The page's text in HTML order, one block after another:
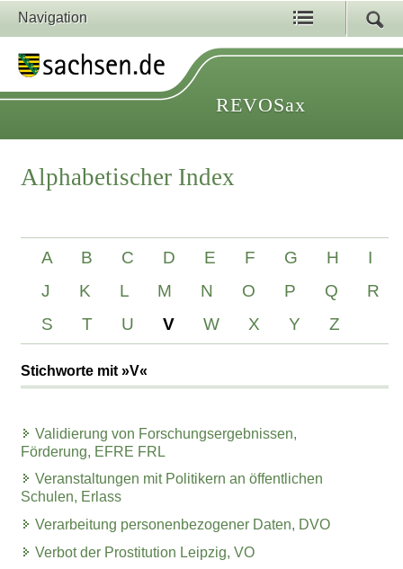
Navigation
REVOSax
Alphabetischer Index
A B C D E F G H
I
J
K L M N O P Q
R
S
T U V W X Y Z
Stichworte mit »V«
Validierung von Forschungsergebnissen,
Förderung, EFRE FRL
Veranstaltungen mit Politikern an öffentlichen
Schulen, Erlass
Verarbeitung personenbezogener Daten, DVO
Verbot der Prostitution Leipzig, VO